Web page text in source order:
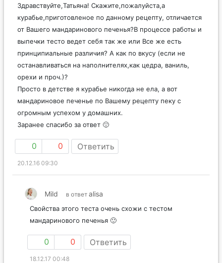
Здравствуйте,Татьяна! Скажите,пожалуйста,а
курабье,приготовленое по данному рецепту, отличается
от Вашего мандаринового печенья?В процессе работы и
выпечки тесто ведет себя так же или Все же есть
принципиальные различия? А как по вкусу (если не
останавливаться на наполнителях,как цедра, ваниль,
орехи и проч.)?
Просто в детстве я курабье никогда не ела, а вот
мандариновое печенье по Вашему рецепту пеку с
огромным успехом у домашних.
Заранее спасибо за ответ 🙂
0 0 Ответить
20.12.16 09:30
Mild в ответ alisa
Свойства этого теста очень схожи с тестом
мандаринового печенья 🙂
0 0 Ответить
18.12.17 00:48